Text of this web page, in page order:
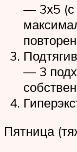
— 3х5 (с
— 3
Пятница